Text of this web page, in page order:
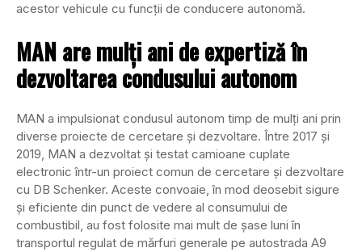
acestor vehicule cu funcții de conducere autonomă.
MAN are mulți ani de expertiză în
dezvoltarea condusului autonom
MAN a impulsionat condusul autonom timp de mulți ani prin
diverse proiecte de cercetare și dezvoltare. Între 2017 și
2019, MAN a dezvoltat și testat camioane cuplate
electronic într-un proiect comun de cercetare și dezvoltare
cu DB Schenker. Aceste convoaie, în mod deosebit sigure
și eficiente din punct de vedere al consumului de
combustibil, au fost folosite mai mult de șase luni în
transportul regulat de mărfuri generale pe autostrada A9